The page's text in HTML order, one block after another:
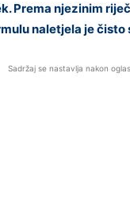
Prema njezinim
naletjela je čisto
Sadržaj se nastavlja nakon